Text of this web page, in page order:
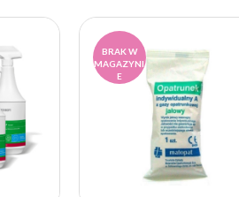
BRAK W
MAGAZYNI
E